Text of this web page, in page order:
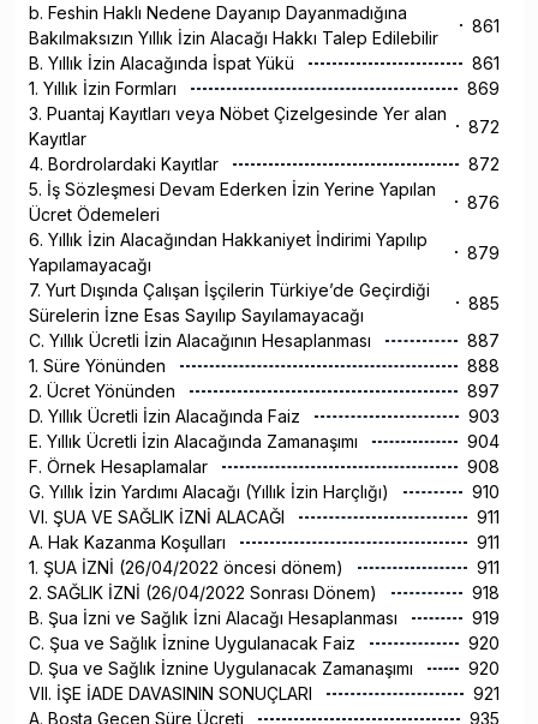
b. Feshin Haklı Nedene Dayanıp Dayanmadığına
Bakılmaksızın Yıllık İzin Alacağı Hakkı Talep Edilebilir
861
B. Yıllık İzin Alacağında İspat Yükü
861
1. Yıllık İzin Formları
869
3. Puantaj Kayıtları veya Nöbet Çizelgesinde Yer alan
Kayıtlar
872
4. Bordrolardaki Kayıtlar
872
5. İş Sözleşmesi Devam Ederken İzin Yerine Yapılan
Ücret Ödemeleri
876
6. Yıllık İzin Alacağından Hakkaniyet İndirimi Yapılıp
Yapılamayacağı
879
7. Yurt Dışında Çalışan İşçilerin Türkiye’de Geçirdiği
Sürelerin İzne Esas Sayılıp Sayılamayacağı
885
C. Yıllık Ücretli İzin Alacağının Hesaplanması
887
1. Süre Yönünden
888
2. Ücret Yönünden
897
D. Yıllık Ücretli İzin Alacağında Faiz
903
E. Yıllık Ücretli İzin Alacağında Zamanaşımı
904
F. Örnek Hesaplamalar
908
G. Yıllık İzin Yardımı Alacağı (Yıllık İzin Harçlığı)
910
VI. ŞUA VE SAĞLIK İZNİ ALACAĞI
911
A. Hak Kazanma Koşulları
911
1. ŞUA İZNİ (26/04/2022 öncesi dönem)
911
2. SAĞLIK İZNİ (26/04/2022 Sonrası Dönem)
918
B. Şua İzni ve Sağlık İzni Alacağı Hesaplanması
919
C. Şua ve Sağlık İznine Uygulanacak Faiz
920
D. Şua ve Sağlık İznine Uygulanacak Zamanaşımı
920
VII. İŞE İADE DAVASININ SONUÇLARI
921
A. Boşta Geçen Süre Ücreti
935